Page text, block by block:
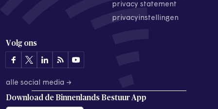
privacy statement
privacyinstellingen
Volg ons
alle social media →
Download de Binnenlands Bestuur App